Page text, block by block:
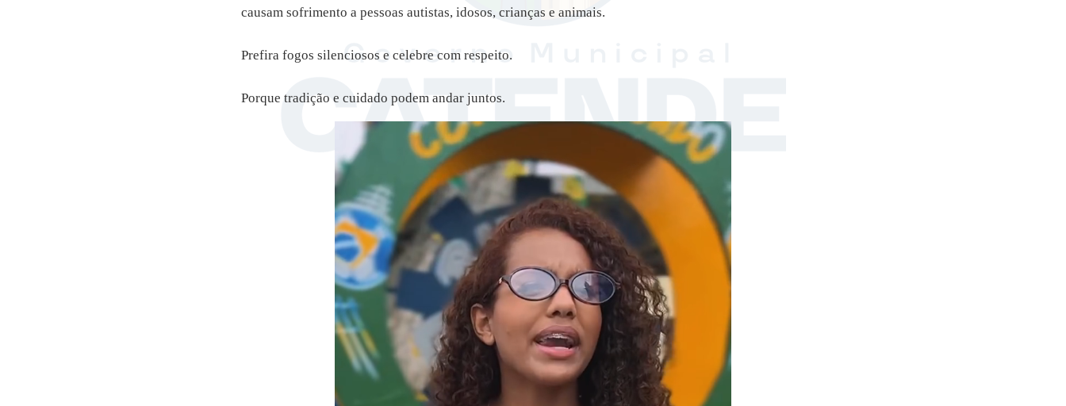
causam sofrimento a pessoas autistas, idosos, crianças e animais.
Prefira fogos silenciosos e celebre com respeito.
Porque tradição e cuidado podem andar juntos.